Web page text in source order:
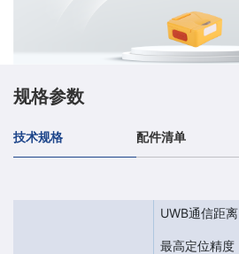
规格参数
技术规格 配件清单
UWB通信距离
最高定位精度